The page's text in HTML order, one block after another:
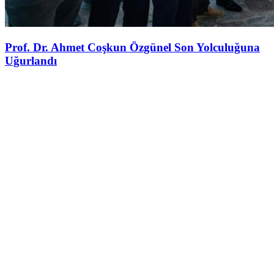
Prof. Dr. Ahmet Coşkun Özgünel Son Yolculuğuna
Uğurlandı